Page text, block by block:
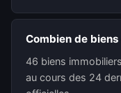
Combien de
46 biens
au cours des 24